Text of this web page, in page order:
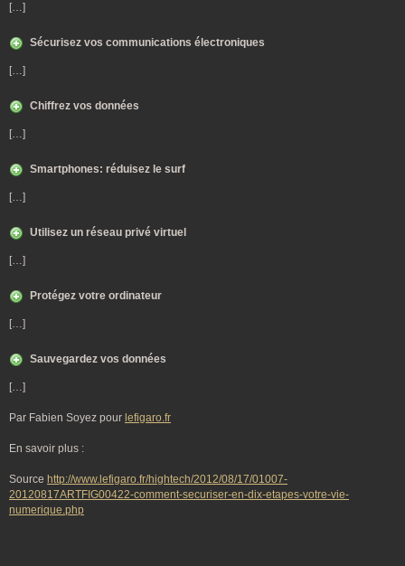
[…]
Sécurisez vos communications électroniques
[…]
Chiffrez vos données
[…]
Smartphones: réduisez le surf
[…]
Utilisez un réseau privé virtuel
[…]
Protégez votre ordinateur
[…]
Sauvegardez vos données
[…]
Par Fabien Soyez pour lefigaro.fr
En savoir plus :
Source http://www.lefigaro.fr/hightech/2012/08/17/01007-
20120817ARTFIG00422-comment-securiser-en-dix-etapes-votre-vie-
numerique.php